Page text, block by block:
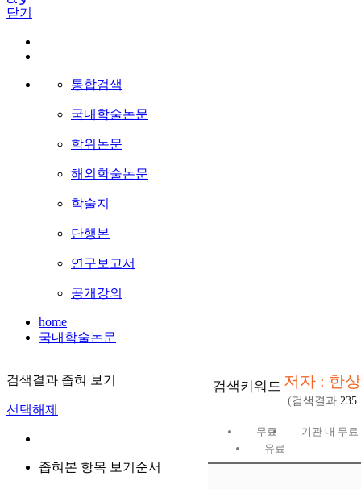
닫기
통합검색
국내학술논문
학위논문
해외학술논문
학술지
단행본
연구보고서
공개강의
home
국내학술논문
검색결과 좁혀 보기
선택해제
좁혀본 항목 보기순서
검색키워드 저자 : 한
(검색결과 235
무료
기관 내 무료
유료